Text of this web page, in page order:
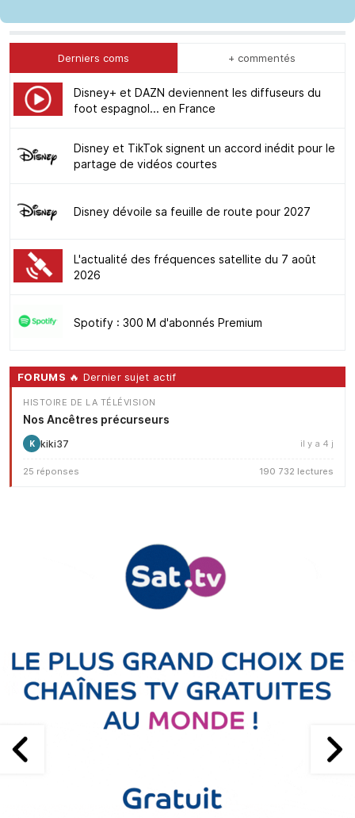
Derniers coms + commentés
Disney+ et DAZN deviennent les diffuseurs du
foot espagnol... en France
Disney et TikTok signent un accord inédit pour le
partage de vidéos courtes
Disney dévoile sa feuille de route pour 2027
L'actualité des fréquences satellite du 7 août
2026
Spotify : 300 M d'abonnés Premium
FORUMS 🔥 Dernier sujet actif
HISTOIRE DE LA TÉLÉVISION
Nos Ancêtres précurseurs
K kiki37 il y a 4 j
25 réponses 190 732 lectures